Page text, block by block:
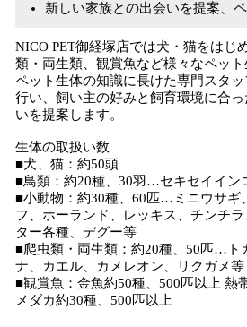
新しい家族との出会いを提案、
NICO PET御経塚店では犬・猫をはじ
類・両生類、観賞魚など様々なペット
ペット生体の知識に長けた専門スタ
行い、飼い主の好みと飼育環境に合
いを提案します。
生体の取扱い数
■犬、猫：約50頭
■鳥類：約20種、30羽…セキセイイン
■小動物：約30種、60匹…ミニウサギ
フ、ホーランド、レッキス、チンチ
ター各種、デグー等
■爬虫類・両生類：約20種、50匹…ト
ナ、カエル、カメレオン、リクガメ等
■観賞魚：金魚約50種、500匹以上 熱
メダカ約30種、500匹以上